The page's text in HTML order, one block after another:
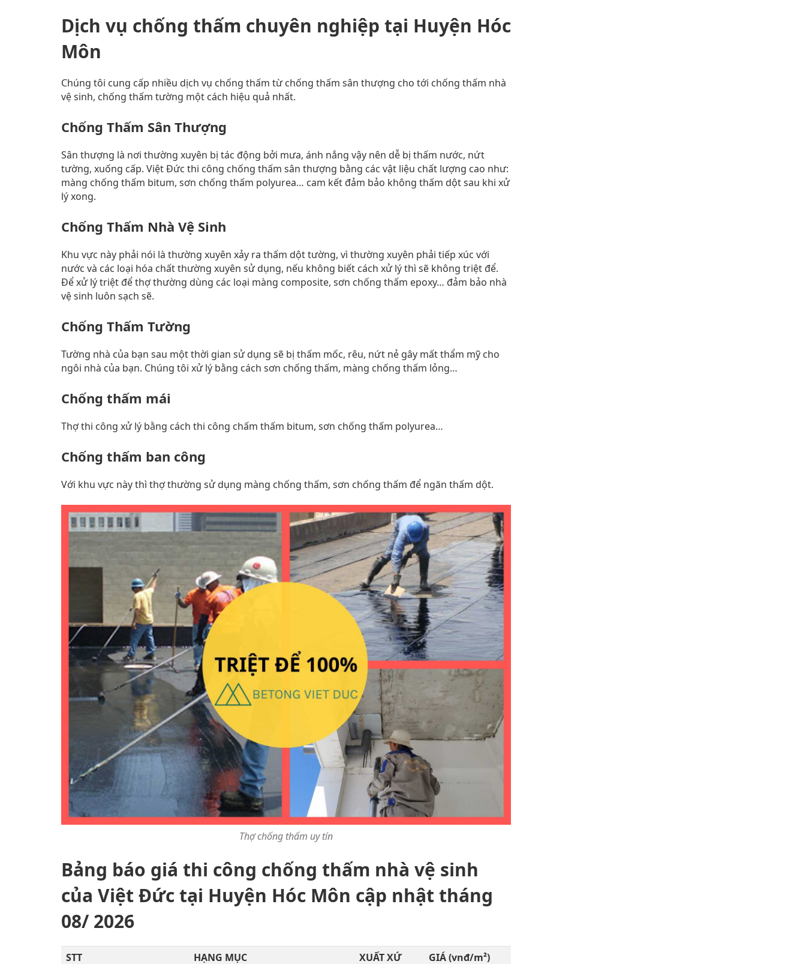
Dịch vụ chống thấm chuyên nghiệp tại Huyện Hóc
Môn
Chúng tôi cung cấp nhiều dịch vụ chống thấm từ chống thấm sân thượng cho tới chống thấm nhà
vệ sinh, chống thấm tường một cách hiệu quả nhất.
Chống Thấm Sân Thượng
Sân thượng là nơi thường xuyên bị tác động bởi mưa, ánh nắng vậy nên dễ bị thấm nước, nứt
tường, xuống cấp. Việt Đức thi công chống thấm sân thượng bằng các vật liệu chất lượng cao như:
màng chống thấm bitum, sơn chống thấm polyurea… cam kết đảm bảo không thấm dột sau khi xử
lý xong.
Chống Thấm Nhà Vệ Sinh
Khu vực này phải nói là thường xuyên xảy ra thấm dột tường, vì thường xuyên phải tiếp xúc với
nước và các loại hóa chất thường xuyên sử dụng, nếu không biết cách xử lý thì sẽ không triệt để.
Để xử lý triệt để thợ thường dùng các loại màng composite, sơn chống thấm epoxy… đảm bảo nhà
vệ sinh luôn sạch sẽ.
Chống Thấm Tường
Tường nhà của bạn sau một thời gian sử dụng sẽ bị thấm mốc, rêu, nứt nẻ gây mất thẩm mỹ cho
ngôi nhà của bạn. Chúng tôi xử lý bằng cách sơn chống thấm, màng chống thấm lỏng…
Chống thấm mái
Thợ thi công xử lý bằng cách thi công chấm thấm bitum, sơn chống thấm polyurea…
Chống thấm ban công
Với khu vực này thì thợ thường sử dụng màng chống thấm, sơn chống thấm để ngăn thấm dột.
Thợ chống thấm uy tín
Bảng báo giá thi công chống thấm nhà vệ sinh
của Việt Đức tại Huyện Hóc Môn cập nhật tháng
08/ 2026
STT HẠNG MỤC XUẤT XỨ GIÁ (vnđ/m²)